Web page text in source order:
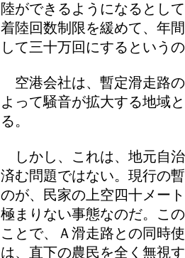
陸ができるようになるとし
着陸回数制限を緩めて、年
して三十万回にするという
空港会社は、暫定滑走路
よって騒音が拡大する地域
る。
しかし、これは、地元自
済む問題ではない。現行の
のが、民家の上空四十メー
極まりない事態なのだ。こ
ことで、Ａ滑走路との同時
は、直下の農民を全く無視